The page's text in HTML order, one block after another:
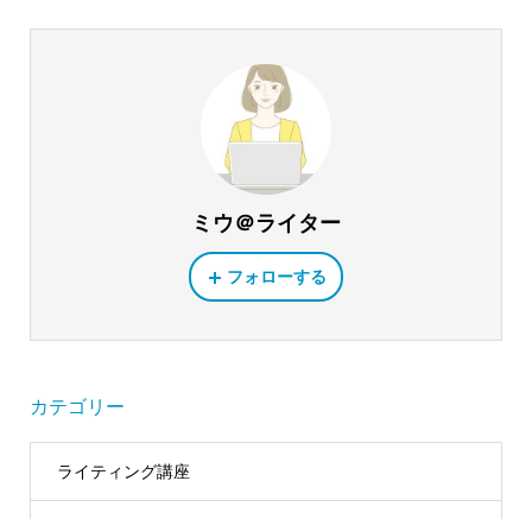
ミウ＠ライター
フォローする
カテゴリー
ライティング講座